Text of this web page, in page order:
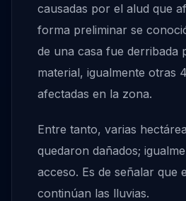
causadas por el alud que
forma preliminar se
de una casa fue derribada
material, igualmente otras
afectadas en la zona.
Entre tanto, varias
quedaron dañados;
acceso. Es de señalar que
continúan las lluvias.